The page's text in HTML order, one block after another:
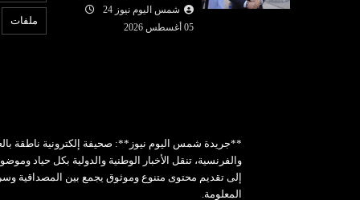
شمس اليوم نيوز 24
05 أغسطس 2026
ملفات
لندن : طعن 4 أشخاص وإيقاف
مشتبه بها